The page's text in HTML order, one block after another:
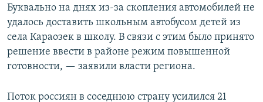
Буквально на днях из-за скопления автомобилей не
удалось доставить школьным автобусом детей из
села Караозек в школу. В связи с этим было принято
решение ввести в районе режим повышенной
готовности, — заявили власти региона.
Поток россиян в соседнюю страну усилился 21